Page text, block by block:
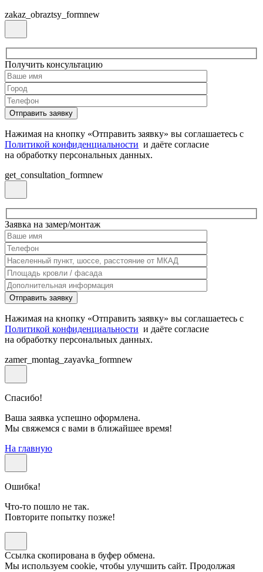
zakaz_obraztsy_formnew
Получить консультацию
Нажимая на кнопку «Отправить заявку» вы соглашаетесь с
Политикой конфиденциальности и даёте согласие
на обработку персональных данных.
get_consultation_formnew
Заявка на замер/монтаж
Нажимая на кнопку «Отправить заявку» вы соглашаетесь с
Политикой конфиденциальности и даёте согласие
на обработку персональных данных.
zamer_montag_zayavka_formnew
Спасибо!
Ваша заявка успешно оформлена.
Мы свяжемся с вами в ближайшее время!
На главную
Ошибка!
Что-то пошло не так.
Повторите попытку позже!
Ссылка скопирована в буфер обмена.
Мы используем cookie, чтобы улучшить сайт. Продолжая